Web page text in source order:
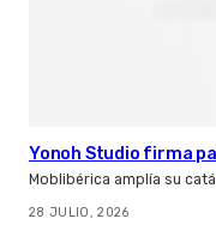
Yonoh Studio firma
Moblibérica amplía su
28 JULIO, 2026